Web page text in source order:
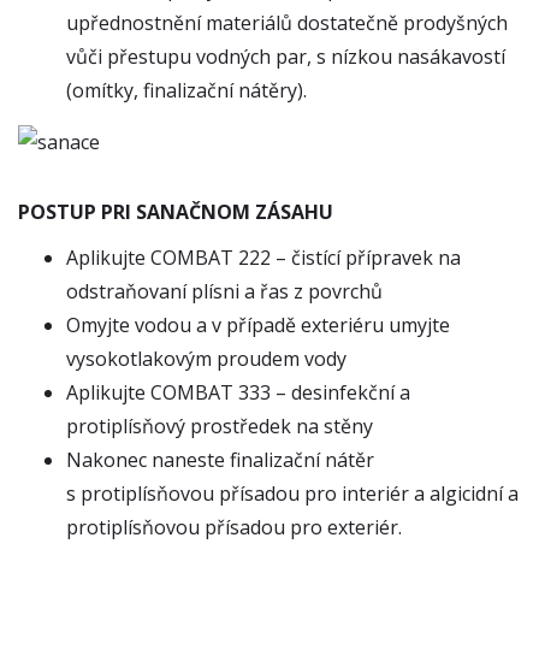
upřednostnění materiálů dostatečně prodyšných
vůči přestupu vodných par, s nízkou nasákavostí
(omítky, finalizační nátěry).
POSTUP PRI SANAČNOM ZÁSAHU
Aplikujte COMBAT 222 – čistící přípravek na
odstraňovaní plísni a řas z povrchů
Omyjte vodou a v případě exteriéru umyjte
vysokotlakovým proudem vody
Aplikujte COMBAT 333 – desinfekční a
protiplísňový prostředek na stěny
Nakonec naneste finalizační nátěr
s protiplísňovou přísadou pro interiér a algicidní a
protiplísňovou přísadou pro exteriér.